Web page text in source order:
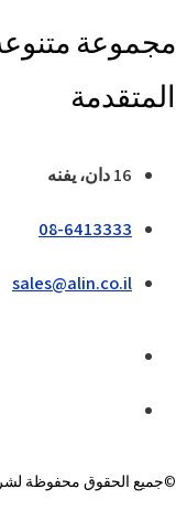
مجموعة
المتقدمة
16 دان، يفنه
08-6413333
sales@alin.co.il
©جميع الحقوق محفوظة